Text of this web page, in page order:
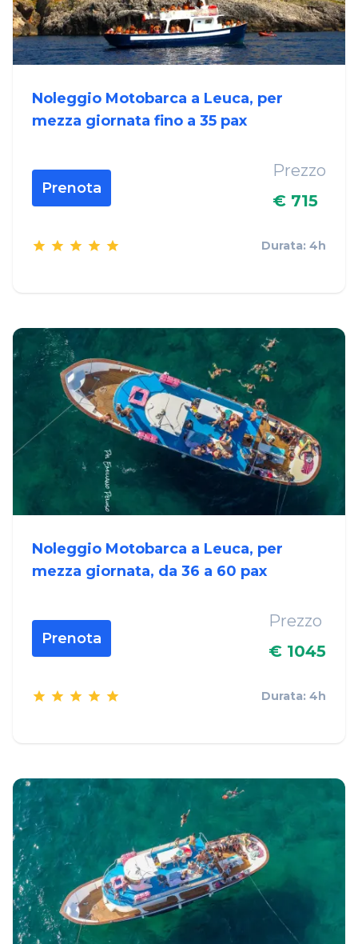
Noleggio Motobarca a Leuca, per
mezza giornata fino a 35 pax
Prenota
Prezzo
€ 715
Durata: 4h
Noleggio Motobarca a Leuca, per
mezza giornata, da 36 a 60 pax
Prenota
Prezzo
€ 1045
Durata: 4h